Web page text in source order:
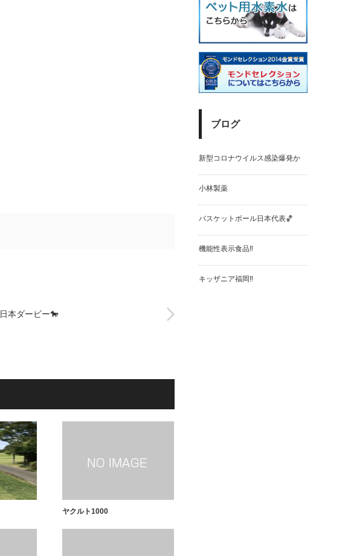
日本ダービー🐎
ヤクルト1000
ブログ
新型コロナウイルス感染爆発か
小林製薬
バスケットボール日本代表🏀
機能性表示食品‼️
キッザニア福岡‼️